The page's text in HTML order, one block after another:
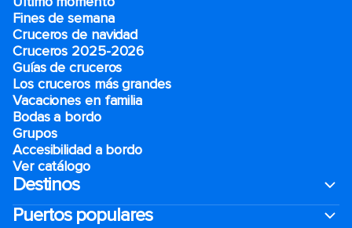
Fines de semana
Cruceros de navidad
Cruceros 2025-2026
Guías de cruceros
Los cruceros más grandes
Vacaciones en familia
Bodas a bordo
Grupos
Accesibilidad a bordo
Ver catálogo
Destinos
Puertos populares